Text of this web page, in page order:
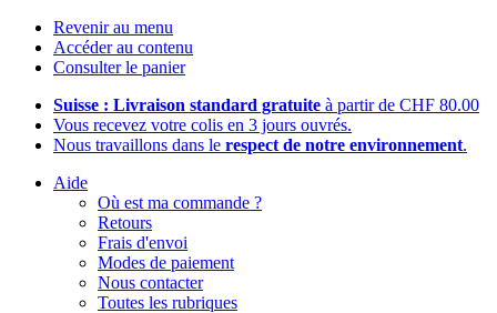
Revenir au menu
Accéder au contenu
Consulter le panier
Suisse : Livraison standard gratuite à partir de CHF 80.00
Vous recevez votre colis en 3 jours ouvrés.
Nous travaillons dans le respect de notre environnement.
Aide
Où est ma commande ?
Retours
Frais d'envoi
Modes de paiement
Nous contacter
Toutes les rubriques